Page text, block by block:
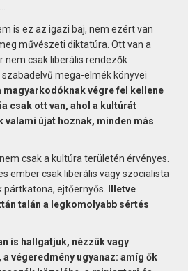
is ez az igazi baj, nem ezért van
művészeti diktatúra. Ott van a
nem csak liberális rendezők
mega-elmék könyvei
magyarkodóknak végre fel kellene
csak ott van, ahol a kultúrát
valami újat hoznak, minden más
csak a kultúra területén érvényes.
ember csak liberális vagy szocialista
pártkatona, ejtőernyős.
Illetve
talán a legkomolyabb sértés
is hallgatjuk, nézzük vagy
végeredmény ugyanaz: amíg ők